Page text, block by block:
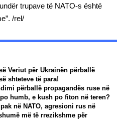
trupave të NATO-s është
/rel/
Veriut për Ukrainën përballë
shteteve të para!
përballë propagandës ruse në
humb, e kush po fiton në teren?
në NATO, agresioni rus në
më të rrezikshme për